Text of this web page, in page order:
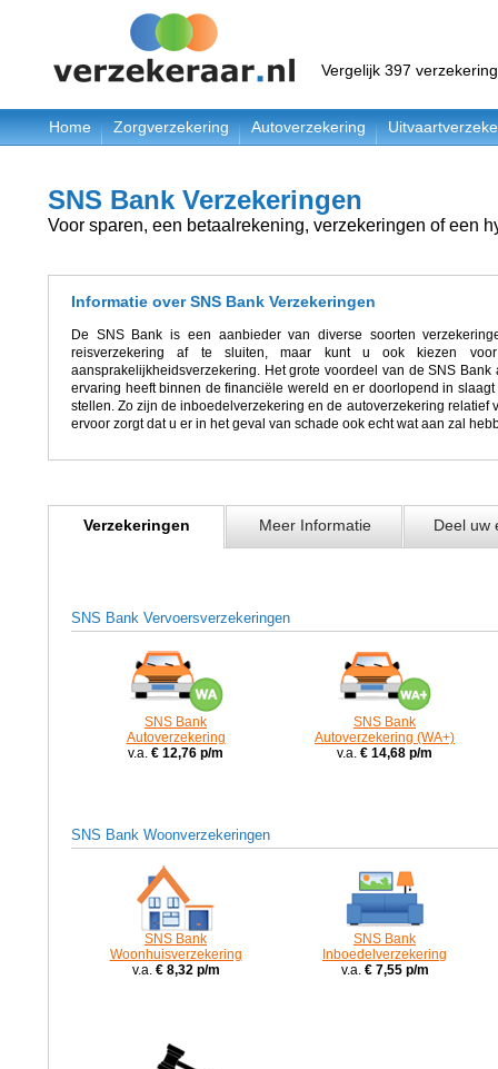
Vergelijk 397
Home Zorgverzekering Autoverzekering
SNS Bank Verzekeringen
Voor sparen, een betaalrekening, verzekeringen of een
Informatie over SNS Bank Verzekeringen
De SNS Bank is een aanbieder van diverse soorten
reisverzekering af te sluiten, maar kunt u ook kiezen
aansprakelijkheidsverzekering. Het grote voordeel van de SNS
ervaring heeft binnen de financiële wereld en er doorlopend in
stellen. Zo zijn de inboedelverzekering en de autoverzekering relatief
ervoor zorgt dat u er in het geval van schade ook echt wat aan zal
Verzekeringen Meer Informatie Deel uw
SNS Bank Vervoersverzekeringen
SNS Bank
Autoverzekering
v.a. € 12,76 p/m
SNS Bank
Autoverzekering (WA+)
v.a. € 14,68 p/m
SNS Bank Woonverzekeringen
SNS Bank
Woonhuisverzekering
v.a. € 8,32 p/m
SNS Bank
Inboedelverzekering
v.a. € 7,55 p/m